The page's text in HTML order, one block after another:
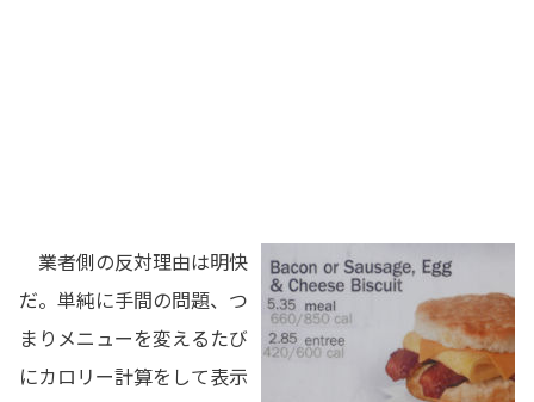
業者側の反対理由は明快
だ。単純に手間の問題、つ
まりメニューを変えるたび
にカロリー計算をして表示